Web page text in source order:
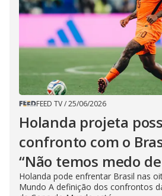
FEED TV/25/06/2026
Holanda projeta
confronto com o
“Não temos medo
Holanda pode enfrentar Brasil nas
Mundo A definição dos confrontos